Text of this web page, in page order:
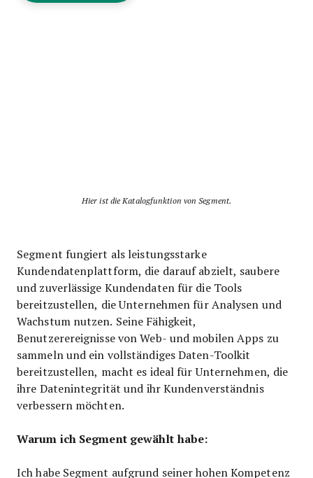
Hier ist die Katalogfunktion von Segment.
Segment fungiert als leistungsstarke
Kundendatenplattform, die darauf abzielt, saubere
und zuverlässige Kundendaten für die Tools
bereitzustellen, die Unternehmen für Analysen und
Wachstum nutzen. Seine Fähigkeit,
Benutzerereignisse von Web- und mobilen Apps zu
sammeln und ein vollständiges Daten-Toolkit
bereitzustellen, macht es ideal für Unternehmen, die
ihre Datenintegrität und ihr Kundenverständnis
verbessern möchten.
Warum ich Segment gewählt habe:
Ich habe Segment aufgrund seiner hohen Kompetenz